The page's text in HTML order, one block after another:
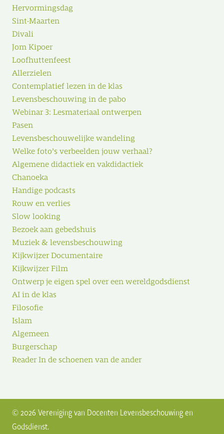
Hervormingsdag
Sint-Maarten
Divali
Jom Kipoer
Loofhuttenfeest
Allerzielen
Contemplatief lezen in de klas
Levensbeschouwing in de pabo
Webinar 3: Lesmateriaal ontwerpen
Pasen
Levensbeschouwelijke wandeling
Welke foto’s verbeelden jouw verhaal?
Algemene didactiek en vakdidactiek
Chanoeka
Handige podcasts
Rouw en verlies
Slow looking
Bezoek aan gebedshuis
Muziek & levensbeschouwing
Kijkwijzer Documentaire
Kijkwijzer Film
Ontwerp je eigen spel over een wereldgodsdienst
AI in de klas
Filosofie
Islam
Algemeen
Burgerschap
Reader In de schoenen van de ander
© 2026 Vereniging van Docenten Levensbeschouwing en
Godsdienst.